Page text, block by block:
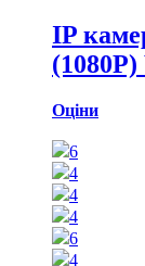
IP
Оціни
6
4
4
4
6
4